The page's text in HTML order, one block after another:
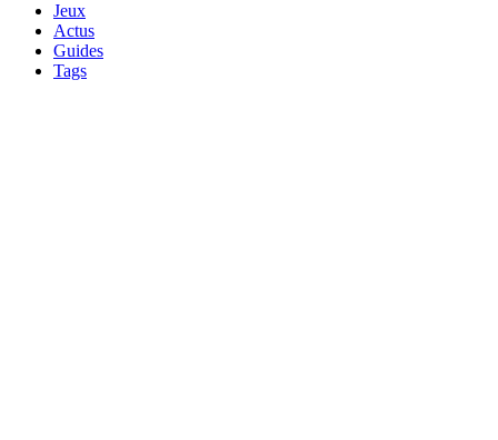
Jeux
Actus
Guides
Tags